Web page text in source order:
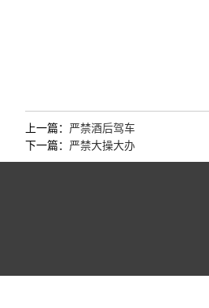
上一篇： 严禁酒后驾车
下一篇： 严禁大操大办